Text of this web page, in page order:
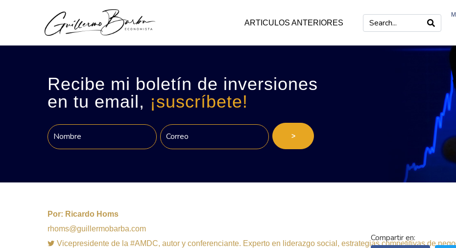
ARTICULOS ANTERIORES
Recibe mi boletín de inversiones
en tu email, ¡suscríbete!
>
Por: Ricardo Homs
rhoms@guillermobarba.com
Vicepresidente de la #AMDC, autor y conferenciante. Experto en liderazgo social, estrategias competitivas de